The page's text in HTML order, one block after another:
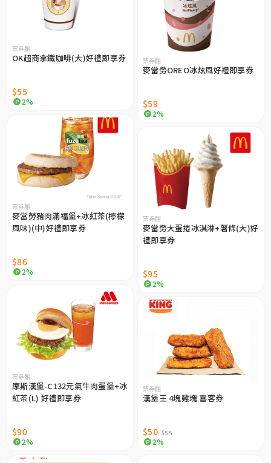
票券館
OK超商拿鐵咖啡(大)好禮即享券
$55
2%
票券館
麥當勞OREO冰炫風好禮即享券
$59
2%
票券館
麥當勞豬肉滿福堡+冰紅茶(檸檬
風味)(中)好禮即享券
$86
2%
票券館
麥當勞大蛋捲冰淇淋+薯條(大)好
禮即享券
$95
2%
票券館
摩斯漢堡-C132元氣牛肉蛋堡+冰
紅茶(L) 好禮即享券
$90
2%
票券館
漢堡王 4塊雞塊 喜客券
$50 $55
2%